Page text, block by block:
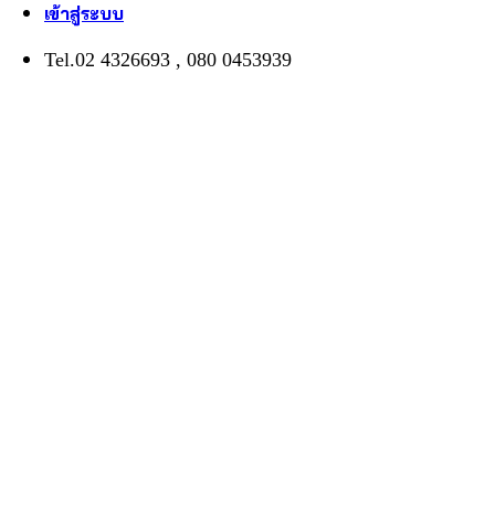
เข้าสู่ระบบ
Tel.02 4326693 , 080 0453939